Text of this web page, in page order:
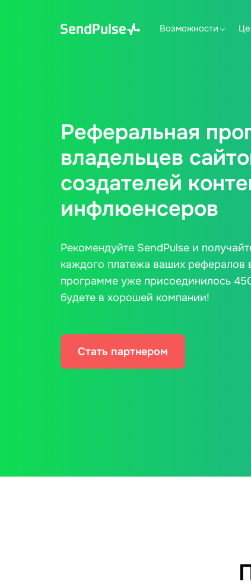
Возможности
Реферальная
владельцев
создателей
инфлюенсеров
Рекомендуйте SendPulse и
каждого платежа ваших рефералов
программе уже присоединилось
будете в хорошей компании!
Стать партнером